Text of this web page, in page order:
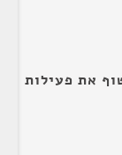
את פעילות